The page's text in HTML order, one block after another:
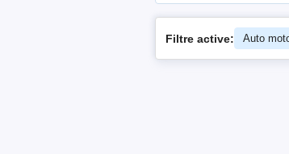
Filtre active: Auto